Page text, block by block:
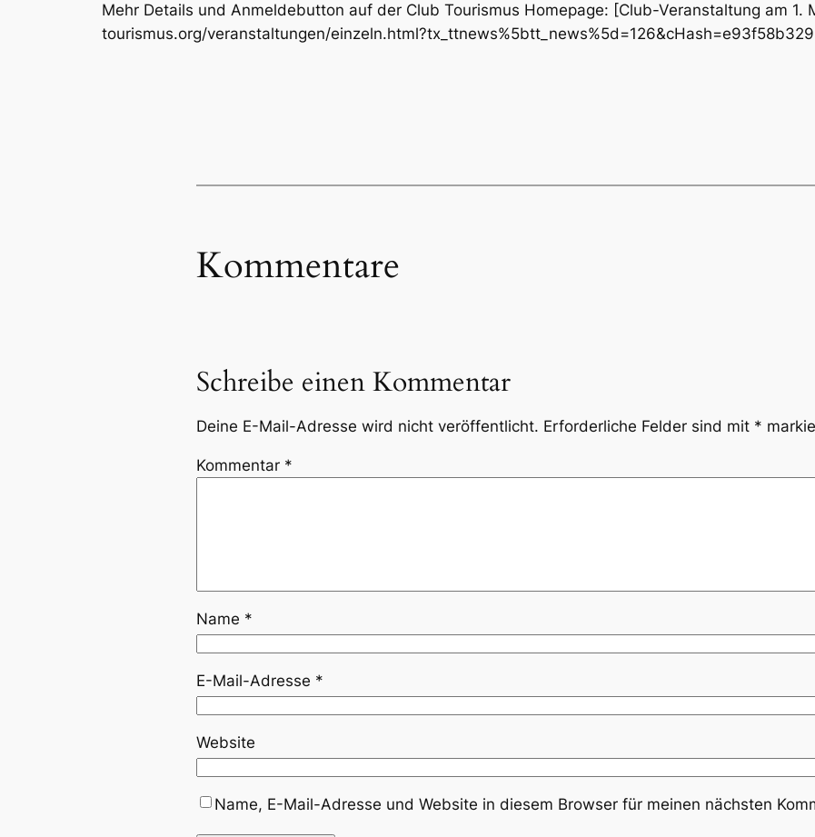
Mehr Details und Anmeldebutton auf der Club Tourismus Homepage: [Club-Veranstaltung am
tourismus.org/veranstaltungen/
Kommentare
Schreibe einen Kommentar
Deine E-Mail-Adresse wird nicht veröffentlicht. Erforderliche Felder sind mit *
Kommentar *
Name *
E-Mail-Adresse *
Website
Name, E-Mail-Adresse und Website in diesem Browser für meinen nächsten